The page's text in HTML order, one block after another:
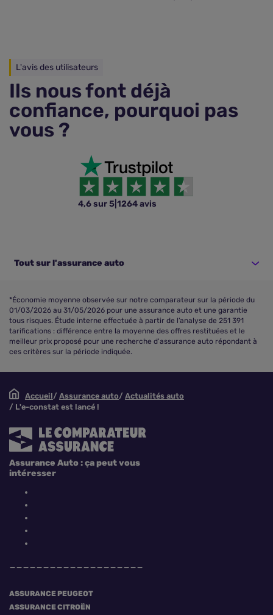
L'avis des utilisateurs
Ils nous font déjà
confiance, pourquoi pas
vous ?
4,6 sur 5 1264 avis
Tout sur l'assurance auto
*Économie moyenne observée sur notre comparateur sur la période du
01/03/2026 au 31/05/2026 pour une assurance auto et une garantie
tous risques. Étude interne effectuée à partir de l’analyse de 251 391
tarifications : différence entre la moyenne des offres restituées et le
meilleur prix proposé pour une recherche d'assurance auto répondant à
ces critères sur la période indiquée.
Accueil Assurance auto
Actualités auto
L'e-constat est lancé !
ASSURANCE PEUGEOT
ASSURANCE CITROËN
Assurance Auto : ça peut vous
intéresser